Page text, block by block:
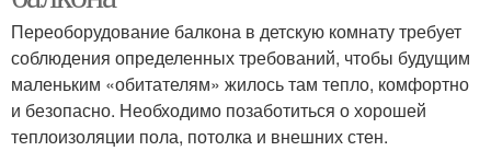
Переоборудование балкона в детскую комнату требует
соблюдения определенных требований, чтобы будущим
маленьким «обитателям» жилось там тепло, комфортно
и безопасно. Необходимо позаботиться о хорошей
теплоизоляции пола, потолка и внешних стен.